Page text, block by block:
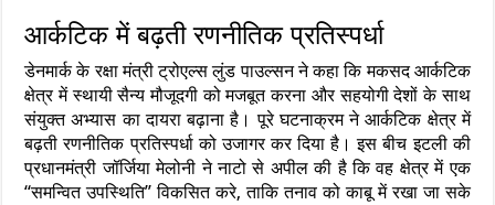
आर्कटिक में बढ़ती रणनीतिक प्रतिस्पर्धा
डेनमार्क के रक्षा मंत्री ट्रोएल्स लुंड पाउल्सन ने कहा कि मकसद आर्कटिक
क्षेत्र में स्थायी सैन्य मौजूदगी को मजबूत करना और सहयोगी देशों के साथ
संयुक्त अभ्यास का दायरा बढ़ाना है। पूरे घटनाक्रम ने आर्कटिक क्षेत्र में
बढ़ती रणनीतिक प्रतिस्पर्धा को उजागर कर दिया है। इस बीच इटली की
प्रधानमंत्री जॉर्जिया मेलोनी ने नाटो से अपील की है कि वह क्षेत्र में एक
“समन्वित उपस्थिति” विकसित करे, ताकि तनाव को काबू में रखा जा सके